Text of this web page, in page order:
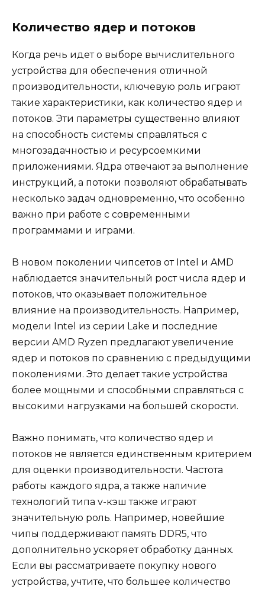
Количество ядер и потоков
Когда речь идет о выборе вычислительного
устройства для обеспечения отличной
производительности, ключевую роль играют
такие характеристики, как количество ядер и
потоков. Эти параметры существенно влияют
на способность системы справляться с
многозадачностью и ресурсоемкими
приложениями. Ядра отвечают за выполнение
инструкций, а потоки позволяют обрабатывать
несколько задач одновременно, что особенно
важно при работе с современными
программами и играми.
В новом поколении чипсетов от Intel и AMD
наблюдается значительный рост числа ядер и
потоков, что оказывает положительное
влияние на производительность. Например,
модели Intel из серии Lake и последние
версии AMD Ryzen предлагают увеличение
ядер и потоков по сравнению с предыдущими
поколениями. Это делает такие устройства
более мощными и способными справляться с
высокими нагрузками на большей скорости.
Важно понимать, что количество ядер и
потоков не является единственным критерием
для оценки производительности. Частота
работы каждого ядра, а также наличие
технологий типа v-кэш также играют
значительную роль. Например, новейшие
чипы поддерживают память DDR5, что
дополнительно ускоряет обработку данных.
Если вы рассматриваете покупку нового
устройства, учтите, что большее количество